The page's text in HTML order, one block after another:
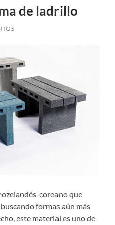
de ladrillo
coreano que
formas aún más
este material es uno de